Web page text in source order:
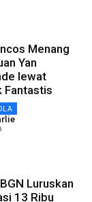
Menang
Yan
lewat
Fantastis
Luruskan
13 Ribu